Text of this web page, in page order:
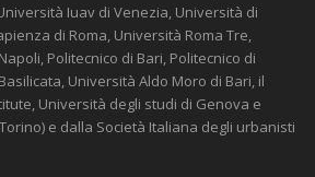
Iuav di Venezia, Università di
di Roma, Università Roma Tre,
Politecnico di Bari, Politecnico di
Università Aldo Moro di Bari, il
Università degli studi di Genova e
e dalla Società Italiana degli urbanisti